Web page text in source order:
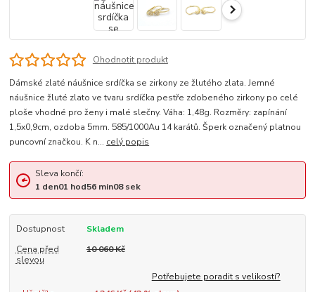
Ohodnotit produkt
Dámské zlaté náušnice srdíčka se zirkony ze žlutého zlata. Jemné
náušnice žluté zlato ve tvaru srdíčka pestře zdobeného zirkony po celé
ploše vhodné pro ženy i malé slečny. Váha: 1,48g. Rozměry: zapínání
1,5x0,9cm, ozdoba 5mm. 585/1000Au 14 karátů. Šperk označený platnou
puncovní značkou. K n... celý popis
Sleva končí:
1 den01 hod56min08sek
Dostupnost
Skladem
Cena před
slevou
10 060 Kč
Potřebujete poradit s velikostí?